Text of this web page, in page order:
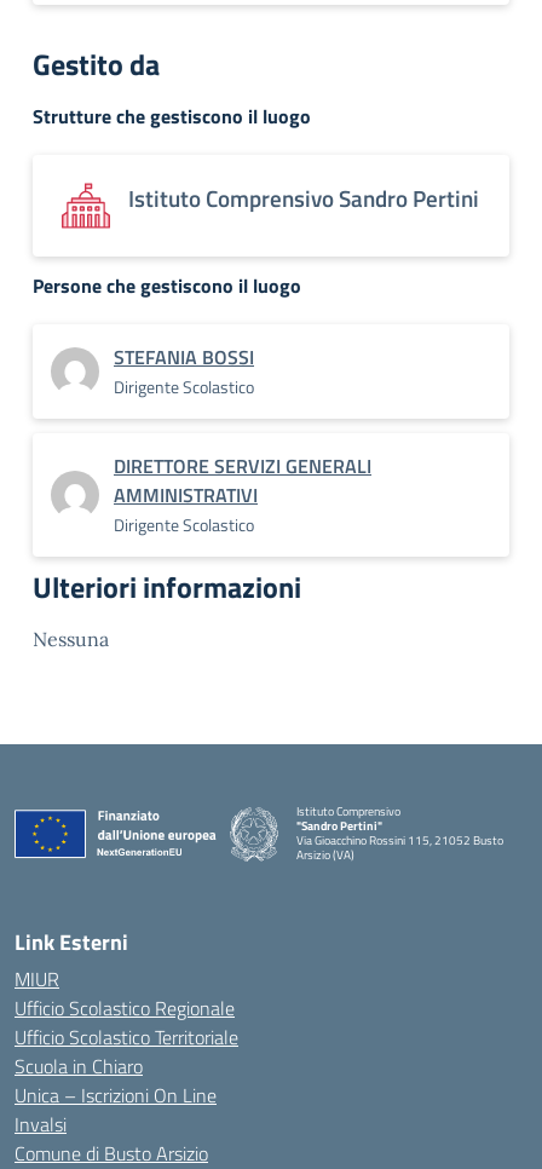
Gestito da
Strutture che gestiscono il luogo
Istituto Comprensivo Sandro Pertini
Persone che gestiscono il luogo
STEFANIA BOSSI
Dirigente Scolastico
DIRETTORE SERVIZI GENERALI
AMMINISTRATIVI
Dirigente Scolastico
Ulteriori informazioni
Nessuna
Istituto Comprensivo
"Sandro Pertini"
Via Gioacchino Rossini 115, 21052 Busto
Arsizio (VA)
Link Esterni
MIUR
Ufficio Scolastico Regionale
Ufficio Scolastico Territoriale
Scuola in Chiaro
Unica – Iscrizioni On Line
Invalsi
Comune di Busto Arsizio